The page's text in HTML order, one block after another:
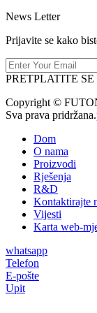
News Letter
Prijavite se kako
PRETPLATITE SE
Copyright ©
Sva prava pridržana.
Dom
O nama
Proizvodi
Rješenja
R&D
Kontaktirajte
Vijesti
Karta web-
whatsapp
Telefon
E-pošte
Upit